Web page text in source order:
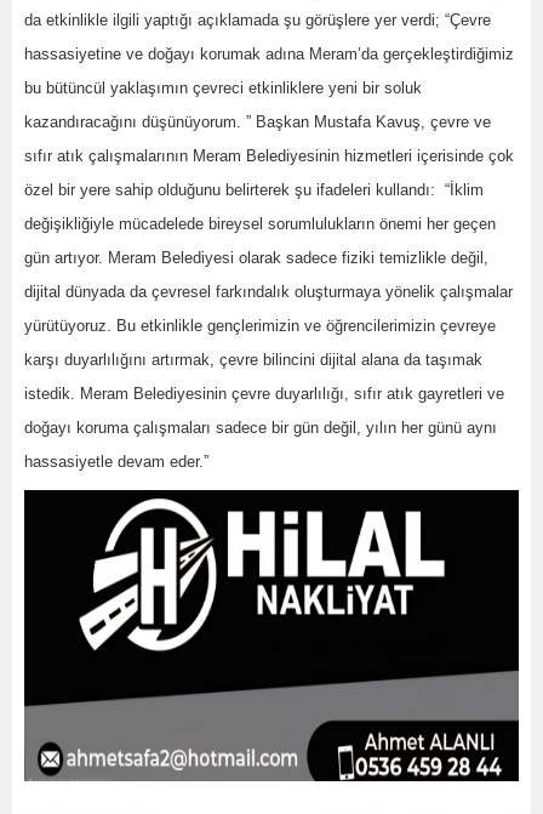
da etkinlikle ilgili yaptığı açıklamada şu görüşlere yer verdi; “Çevre
hassasiyetine ve doğayı korumak adına Meram’da gerçekleştirdiğimiz
bu bütüncül yaklaşımın çevreci etkinliklere yeni bir soluk
kazandıracağını düşünüyorum. ” Başkan Mustafa Kavuş, çevre ve
sıfır atık çalışmalarının Meram Belediyesinin hizmetleri içerisinde çok
özel bir yere sahip olduğunu belirterek şu ifadeleri kullandı: “İklim
değişikliğiyle mücadelede bireysel sorumlulukların önemi her geçen
gün artıyor. Meram Belediyesi olarak sadece fiziki temizlikle değil,
dijital dünyada da çevresel farkındalık oluşturmaya yönelik çalışmalar
yürütüyoruz. Bu etkinlikle gençlerimizin ve öğrencilerimizin çevreye
karşı duyarlılığını artırmak, çevre bilincini dijital alana da taşımak
istedik. Meram Belediyesinin çevre duyarlılığı, sıfır atık gayretleri ve
doğayı koruma çalışmaları sadece bir gün değil, yılın her günü aynı
hassasiyetle devam eder.”